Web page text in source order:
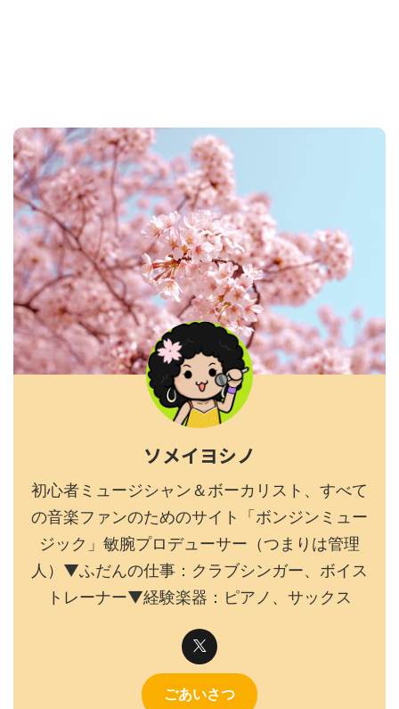
ソメイヨシノ
初心者ミュージシャン＆ボーカリスト、すべて
の音楽ファンのためのサイト「ボンジンミュー
ジック」敏腕プロデューサー（つまりは管理
人）▼ふだんの仕事：クラブシンガー、ボイス
トレーナー▼経験楽器：ピアノ、サックス
ごあいさつ